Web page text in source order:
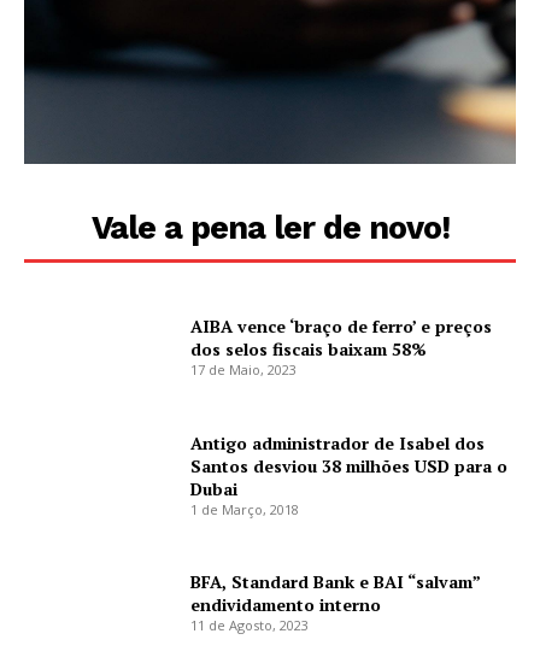
Vale a pena ler de novo!
AIBA vence ‘braço de ferro’ e preços
dos selos fiscais baixam 58%
17 de Maio, 2023
Antigo administrador de Isabel dos
Santos desviou 38 milhões USD para o
Dubai
1 de Março, 2018
BFA, Standard Bank e BAI “salvam”
endividamento interno
11 de Agosto, 2023